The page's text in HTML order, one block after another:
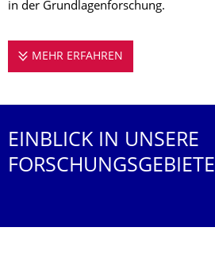
in der Grundlagenforschung.
MEHR ERFAHREN
EINBLICK IN UNSERE
FORSCHUNGSGEBIETE